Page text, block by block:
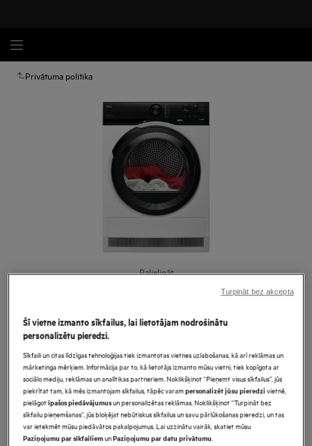
Privātuma politika
Palielināt
TR7G8BE
Veļas žāvētājs ar siltumsūkni
7000.sērija ar SensiDry® 8 kg
Ražojuma informācijas lapa
Priekšrocības
Siltumsūkņa žāvētājs “SensiDry®”: efektīva žāvēšana zemā temperatūrā.
Šī vietne izmanto sīkfailus, lai lietotājam nodrošinātu
personalizētu pieredzi.
Sīkfaili un citas līdzīgas tehnoloģijas tiek izmantotas vietnes uzlabošanas, kā arī reklāmas un
mārketinga mērķiem. Informācija par to, kā lietotājs izmanto mūsu vietni, tiek kopīgota ar
sociālo mediju, reklāmas un analītikas partneriem. Noklikšķinot “Pieņemt visus sīkfailus”, jūs
piekrītat tam, kā mēs izmantojam sīkfailus, tāpēc varampersonalizēt jūsu pieredzivietnē,
pielāgotīpašos piedāvājumusun personalizētas reklāmas. Noklikšķinot “Turpināt bez
sīkfailu pieņemšanas”, jūs bloķējat nebūtiskus sīkfailus un savu pārlūkošanas pieredzi, un tas
var ietekmēt mūsu piedāvātos pakalpojumus. Lai uzzinātu vairāk, skatiet mūsu
Paziņojumu par sīkfailiemunPaziņojumu par datu privātumu.
Turpināt bez akcepta